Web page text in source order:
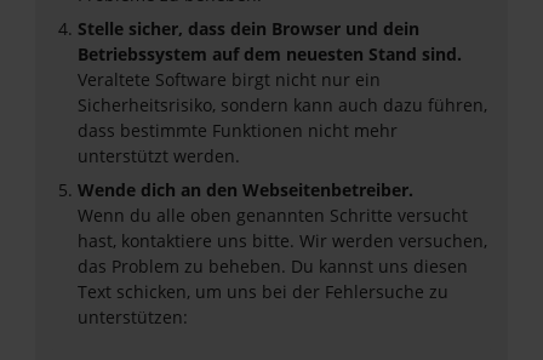
Stelle sicher, dass dein Browser und dein
Betriebssystem auf dem neuesten Stand sind.
Veraltete Software birgt nicht nur ein
Sicherheitsrisiko, sondern kann auch dazu führen,
dass bestimmte Funktionen nicht mehr
unterstützt werden.
Wende dich an den Webseitenbetreiber.
Wenn du alle oben genannten Schritte versucht
hast, kontaktiere uns bitte. Wir werden versuchen,
das Problem zu beheben. Du kannst uns diesen
Text schicken, um uns bei der Fehlersuche zu
unterstützen: